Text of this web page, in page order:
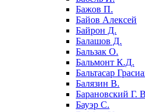
Бажов П.
Байов Алексей
Байрон Д.
Балашов Д.
Бальзак О.
Бальмонт К.Д.
Бальтасар
Балязин В.
Барановский Г.
Бауэр С.